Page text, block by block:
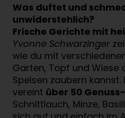
Was duftet und
unwiderstehlich?
Frische Gerichte mit
Yvonne Schwarzinger
wie du mit
Garten, Topf und Wiese
Speisen zaubern kannst.
vereint über 50
Schnittlauch, Minze,